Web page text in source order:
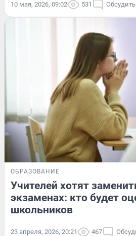
10 мая, 2026, 09:02 531 Обсудить
ОБРАЗОВАНИЕ
Учителей хотят
экзаменах: кто будет
школьников
23 апреля, 2026, 20:21 467